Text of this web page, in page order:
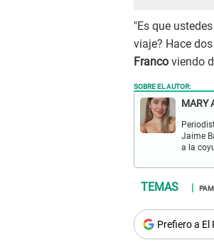
"Es que
viaje? Hace
Franco viendo
SOBRE EL AUTOR:
MARY
Jaime
a la
Prefiero a El